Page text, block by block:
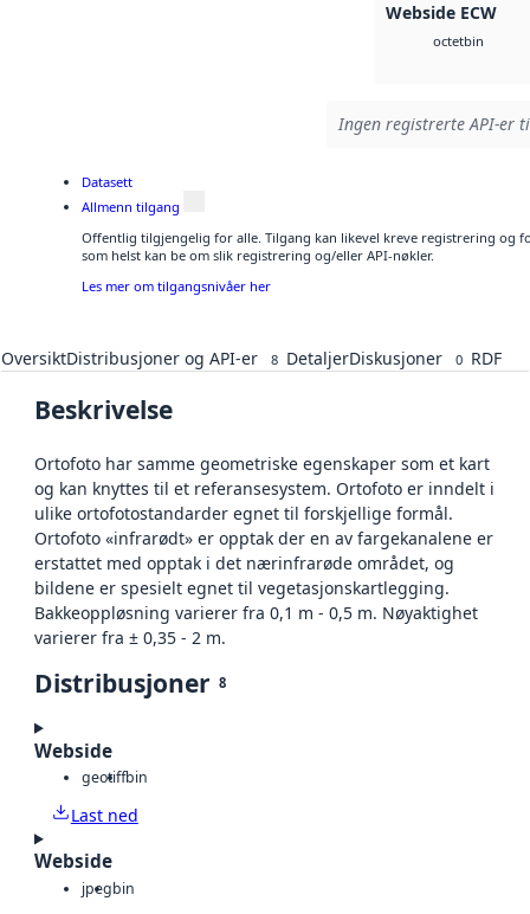
Webside ECW
octetbin
Ingen registrerte API-er
Datasett
Allmenn tilgang
Offentlig tilgjengelig for alle. Tilgang kan likevel kreve registrering og
som helst kan be om slik registrering og/eller API-nøkler.
Les mer om tilgangsnivåer her
OversiktDistribusjoner og API-er 8 DetaljerDiskusjoner 0 RDF
Beskrivelse
Ortofoto har samme geometriske egenskaper som et kart
og kan knyttes til et referansesystem. Ortofoto er inndelt i
ulike ortofotostandarder egnet til forskjellige formål.
Ortofoto «infrarødt» er opptak der en av fargekanalene er
erstattet med opptak i det nærinfrarøde området, og
bildene er spesielt egnet til vegetasjonskartlegging.
Bakkeoppløsning varierer fra 0,1 m - 0,5 m. Nøyaktighet
varierer fra ± 0,35 - 2 m.
Distribusjoner 8
Webside
geotiffbin
Last ned
Webside
jpegbin